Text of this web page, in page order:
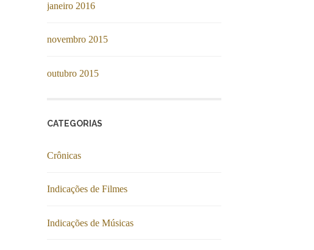
janeiro 2016
novembro 2015
outubro 2015
CATEGORIAS
Crônicas
Indicações de Filmes
Indicações de Músicas